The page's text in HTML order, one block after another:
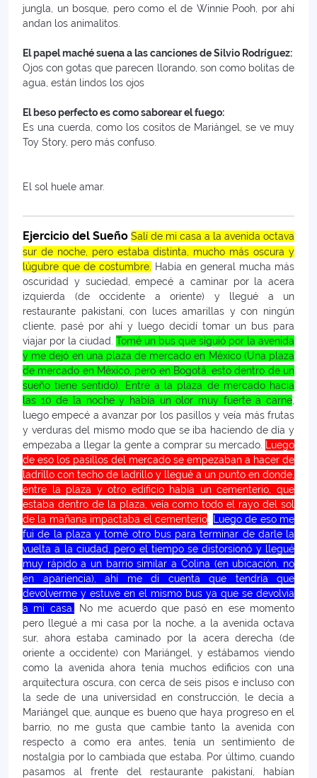
jungla, un bosque, pero como el de Winnie Pooh, por ahí
andan los animalitos.
El papel maché suena a las canciones de Silvio Rodríguez:
Ojos con gotas que parecen llorando, son como bolitas de
agua, están lindos los ojos
El beso perfecto es como saborear el fuego:
Es una cuerda, como los cositos de Mariángel, se ve muy
Toy Story, pero más confuso.
El sol huele amar.
Ejercicio del Sueño Salí de mi casa a la avenida octava
sur de noche, pero estaba distinta, mucho más oscura y
lúgubre que de costumbre. Había en general mucha más
oscuridad y suciedad, empecé a caminar por la acera
izquierda (de occidente a oriente) y llegué a un
restaurante pakistaní, con luces amarillas y con ningún
cliente, pasé por ahí y luego decidí tomar un bus para
viajar por la ciudad. Tomé un bus que siguió por la avenida
y me dejó en una plaza de mercado en México (Una plaza
de mercado en México, pero en Bogotá, esto dentro de un
sueño tiene sentido). Entré a la plaza de mercado hacia
las 10 de la noche y había un olor muy fuerte a carne
luego empecé a avanzar por los pasillos y veía más frutas
y verduras del mismo modo que se iba haciendo de día y
empezaba a llegar la gente a comprar su mercado. Luego
de eso los pasillos del mercado se empezaban a hacer de
ladrillo con techo de ladrillo y llegué a un punto en donde,
entre la plaza y otro edificio había un cementerio, que
estaba dentro de la plaza, veía como todo el rayo del sol
de la mañana impactaba el cementerio Luego de eso me
fui de la plaza y tomé otro bus para terminar de darle la
vuelta a la ciudad, pero el tiempo se distorsionó y llegué
muy rápido a un barrio similar a Colina (en ubicación, no
en apariencia), ahí me di cuenta que tendría que
devolverme y estuve en el mismo bus ya que se devolvía
a mi casa.
No me acuerdo que pasó en ese momento
pero llegué a mi casa por la noche, a la avenida octava
sur, ahora estaba caminado por la acera derecha (de
oriente a occidente) con Mariángel, y estábamos viendo
como la avenida ahora tenía muchos edificios con una
arquitectura oscura, con cerca de seis pisos e incluso con
la sede de una universidad en construcción, le decía a
Mariángel que, aunque es bueno que haya progreso en el
barrio, no me gusta que cambie tanto la avenida con
respecto a como era antes, tenía un sentimiento de
nostalgia por lo cambiada que estaba. Por último, cuando
pasamos al frente del restaurante pakistaní, habían